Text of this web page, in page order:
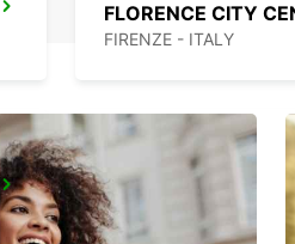
FLORENCE CITY
FIRENZE - ITALY
LUCCA
LUCCA - ITALY